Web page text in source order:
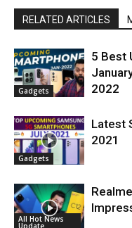
RELATED ARTICLES
Gadgets
5 Best
2022
Gadgets
Latest
2021
All Hot News
Update